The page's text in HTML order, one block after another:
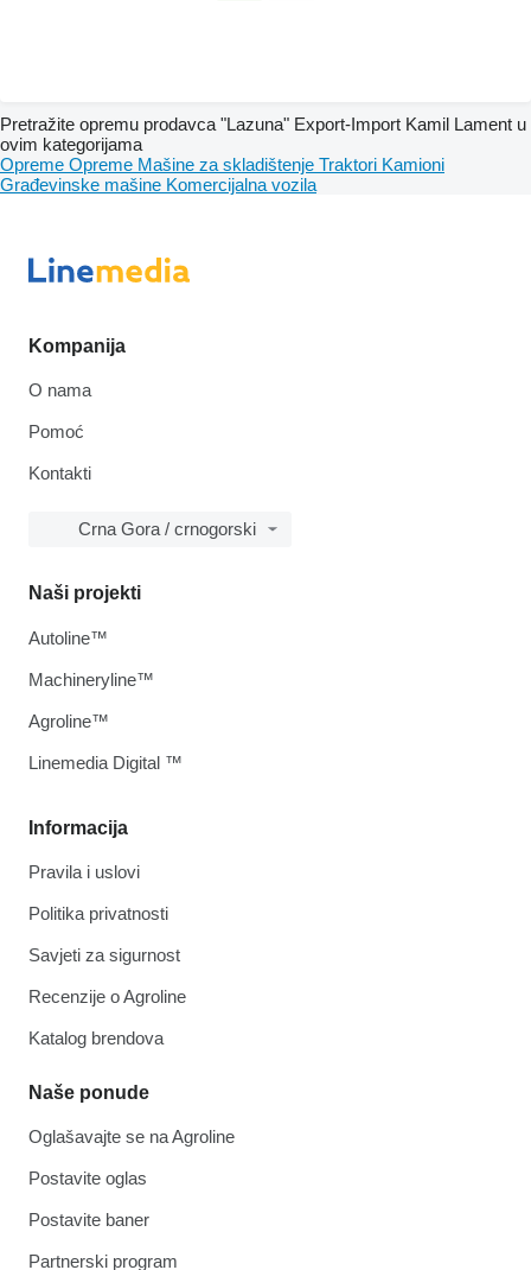
Pretražite opremu prodavca "Lazuna" Export-Import Kamil Lament u
ovim kategorijama
Opreme Opreme Mašine za skladištenje Traktori Kamioni
Građevinske mašine Komercijalna vozila
Kompanija
O nama
Pomoć
Kontakti
Crna Gora / crnogorski
Informacija
Pravila i uslovi
Politika privatnosti
Savjeti za sigurnost
Recenzije o Agroline
Katalog brendova
Naše ponude
Oglašavajte se na Agroline
Postavite oglas
Postavite baner
Partnerski program
Naši projekti
Autoline™
Machineryline™
Agroline™
Linemedia Digital ™